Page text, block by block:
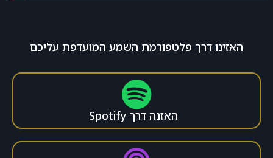
האזינו דרך פלטפורמת השמע המועדפת עליכם
האזנה דרך Spotify